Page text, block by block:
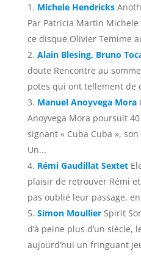
Michele Hendricks
Par Patricia Martin
ce disque Olivier Temime
Alain Blesing, Bruno
doute Rencontre au
potes qui ont tellement de
Manuel Anoyvega Mora
Anoyvega Mora poursuit
signant « Cuba Cuba »,
Un...
Rémi Gaudillat Sextet
plaisir de retrouver Rémi et
pas oublié leur passage,
Simon Moullier Spirit
d’à peine plus d’un siècle,
aujourd’hui un fringuant